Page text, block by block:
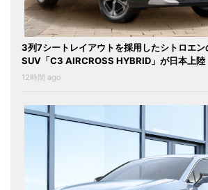
3列7シートレイアウトを採用したシトロエン
SUV「C3 AIRCROSS HYBRID」が日本上陸
12時間 ago